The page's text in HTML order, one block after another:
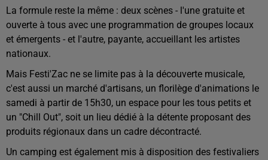
La formule reste la même : deux scènes - l'une gratuite et
ouverte à tous avec une programmation de groupes locaux
et émergents - et l'autre, payante, accueillant les artistes
nationaux.
Mais Festi'Zac ne se limite pas à la découverte musicale,
c'est aussi un marché d'artisans, un florilège d'animations le
samedi à partir de 15h30, un espace pour les tous petits et
un "Chill Out", soit un lieu dédié à la détente proposant des
produits régionaux dans un cadre décontracté.
Un camping est également mis à disposition des festivaliers